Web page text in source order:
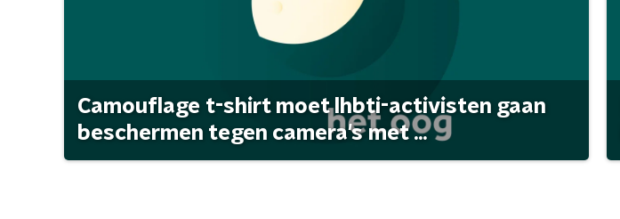
Camouflage t-shirt moet lhbti-activisten gaan
beschermen tegen camera's met ...